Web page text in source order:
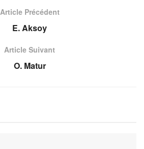
Article Précédent
E. Aksoy
Article Suivant
O. Matur